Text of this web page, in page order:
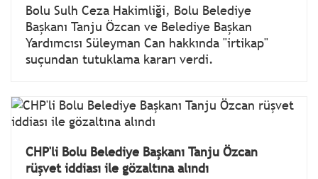
Bolu Sulh Ceza Hakimliği, Bolu Belediye
Başkanı Tanju Özcan ve Belediye Başkan
Yardımcısı Süleyman Can hakkında "irtikap"
suçundan tutuklama kararı verdi.
CHP'li Bolu Belediye Başkanı Tanju Özcan
rüşvet iddiası ile gözaltına alındı